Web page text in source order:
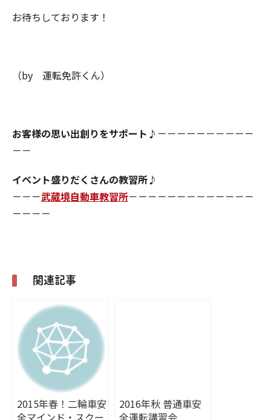
お待ちしております！
（by 運転免許くん）
お客様の思い出創りをサポート♪ －－－－－－－－－－
－－
イベント盛りだくさんの教習所♪
－－－武蔵境自動車教習所－－－－－－－－－－－－－
－－－－
関連記事
2015年春！二輪車安
全マインド・スクー
2016年秋 普通車安
全運転講習会